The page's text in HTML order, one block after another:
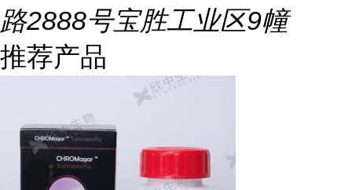
路2888号宝胜工业区9幢
推荐产品